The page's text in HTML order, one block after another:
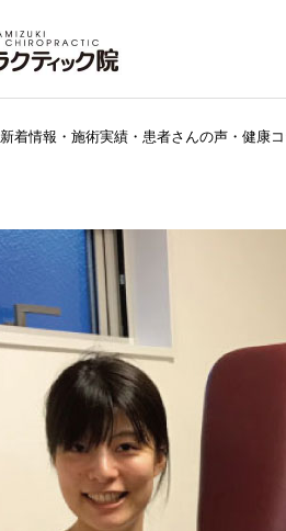
新着情報・施術実績・患者さんの声・健康